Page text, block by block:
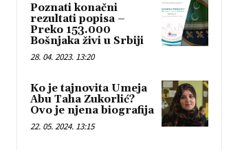
Poznati konačni
rezultati popisa –
Preko 153.000
Bošnjaka živi u Srbiji
28. 04. 2023. 13:20
Ko je tajnovita Umeja
Abu Taha Zukorlić?
Ovo je njena biografija
22. 05. 2024. 13:15